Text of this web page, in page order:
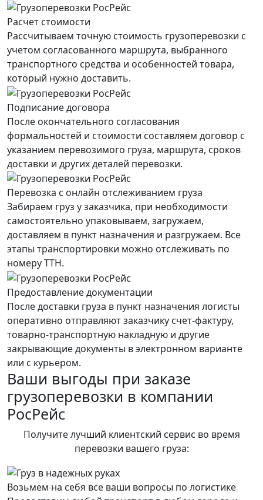
Расчет стоимости
Рассчитываем точную стоимость грузоперевозки с
учетом согласованного маршрута, выбранного
транспортного средства и особенностей товара,
который нужно доставить.
Подписание договора
После окончательного согласования
формальностей и стоимости составляем договор с
указанием перевозимого груза, маршрута, сроков
доставки и других деталей перевозки.
Перевозка с онлайн отслеживанием груза
Забираем груз у заказчика, при необходимости
самостоятельно упаковываем, загружаем,
доставляем в пункт назначения и разгружаем. Все
этапы транспортировки можно отслеживать по
номеру ТТН.
Предоставление документации
После доставки груза в пункт назначения логисты
оперативно отправляют заказчику счет-фактуру,
товарно-транспортную накладную и другие
закрывающие документы в электронном варианте
или с курьером.
Ваши выгоды при заказе
грузоперевозки в компании
РосРейс
Получите лучший клиентский сервис во время
перевозки вашего груза:
Возьмем на себя все ваши вопросы по логистике